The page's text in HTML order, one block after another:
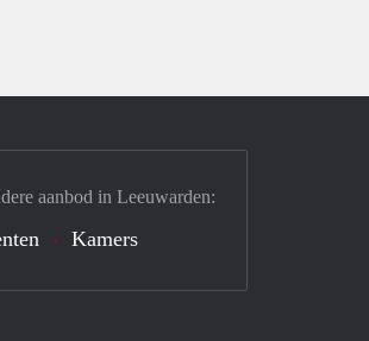
aanbod in Leeuwarden:
Kamers